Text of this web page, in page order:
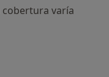
cobertura varía